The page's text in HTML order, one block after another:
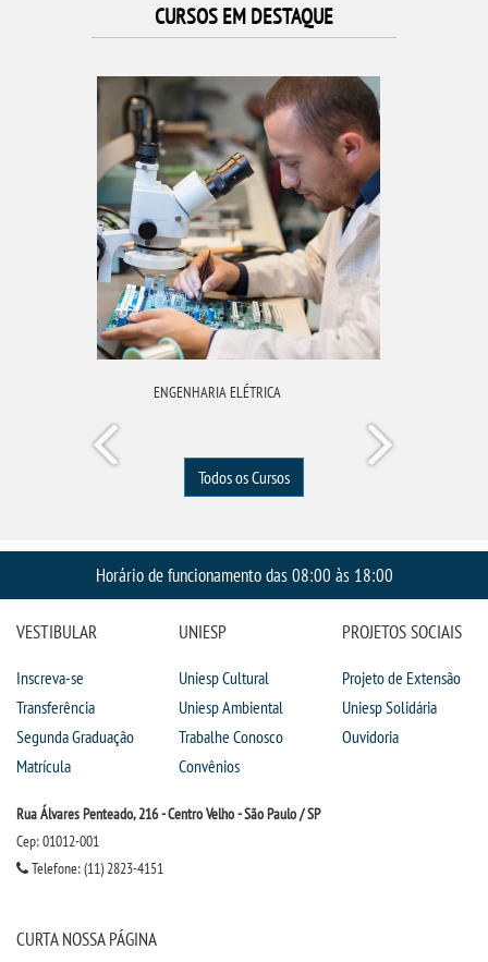
CURSOS EM DESTAQUE
ENGENHARIA ELÉTRICA
Todos os Cursos
Horário de funcionamento das 08:00 às 18:00
VESTIBULAR
Inscreva-se
Transferência
Segunda Graduação
Matrícula
UNIESP
Uniesp Cultural
Uniesp Ambiental
Trabalhe Conosco
Convênios
PROJETOS SOCIAIS
Projeto de Extensão
Uniesp Solidária
Ouvidoria
Rua Álvares Penteado, 216 - Centro Velho - São Paulo / SP
Cep: 01012-001
Telefone: (11) 2823-4151
CURTA NOSSA PÁGINA